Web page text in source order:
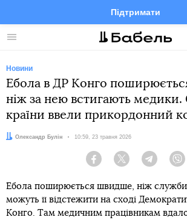
Меню
Підтримати
FacebookTelegramTwitter
Новини
Ебола в ДР Конго
ніж за нею встигають медики.
країни ввели прикордонний
Автор:
Олександр Булін Дата:
10:59, 23 травня 2026
Facebook Twitter Telegram
Ебола поширюється швидше, ніж служби
можуть її відстежити на сході
Конго. Там медичним працівникам